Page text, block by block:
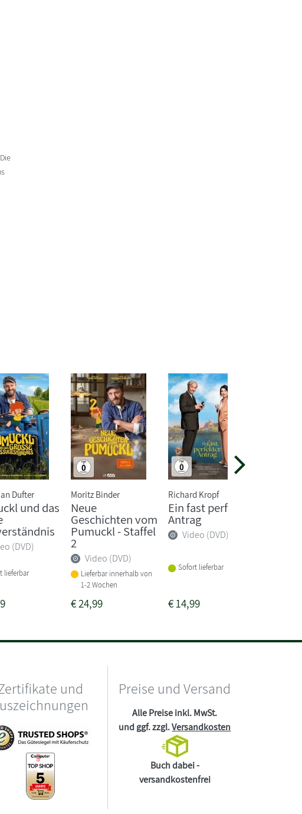
Dufter
und das
(DVD)
lieferbar
Moritz Binder
Neue
Geschichten vom
Pumuckl - Staffel
2
Video (DVD)
Lieferbar innerhalb von
1-2 Wochen
€24,99
Richard Kropf
Ein fast perfekter
Antrag
Video (DVD)
Sofort lieferbar
€14,99
und
Preise und Versand
Alle Preise inkl. MwSt.
und ggf. zzgl.Versandkosten
Buch dabei -
versandkostenfrei